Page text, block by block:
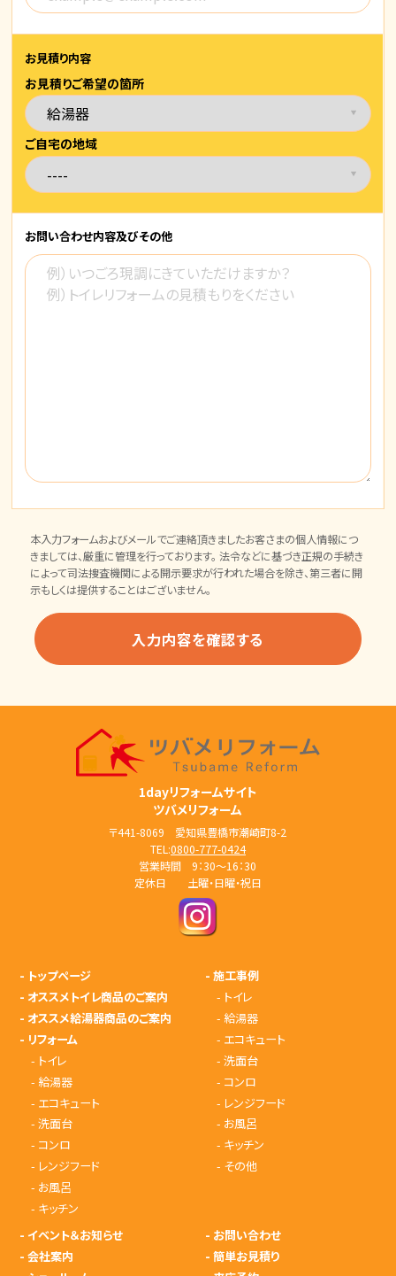
お見積り内容
お見積りご希望の箇所
ご自宅の地域
お問い合わせ内容及びその他
本入力フォームおよびメールでご連絡頂きましたお客さまの個人情報につ
きましては、厳重に管理を行っております。 法令などに基づき正規の手続き
によって司法捜査機関による開示要求が行われた場合を除き、第三者に開
示もしくは提供することはございません。
1dayリフォームサイト
ツバメリフォーム
〒441-8069 愛知県豊橋市潮崎町8-2
TEL:0800-777-0424
営業時間 9：30～16：30
定休日 土曜・日曜・祝日
- トップページ
- オススメトイレ商品のご案内
- オススメ給湯器商品のご案内
- リフォーム
- トイレ
- 給湯器
- エコキュート
- 洗面台
- コンロ
- レンジフード
- お風呂
- キッチン
-施工事例
- トイレ
- 給湯器
- エコキュート
-洗面台
- コンロ
- レンジフード
- お風呂
- キッチン
- その他
- イベント＆お知らせ
- 会社案内
- お問い合わせ
-簡単お見積り